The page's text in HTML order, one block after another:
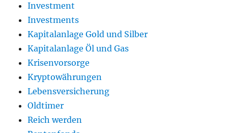
Investment
Investments
Kapitalanlage Gold und Silber
Kapitalanlage Öl und Gas
Krisenvorsorge
Kryptowährungen
Lebensversicherung
Oldtimer
Reich werden